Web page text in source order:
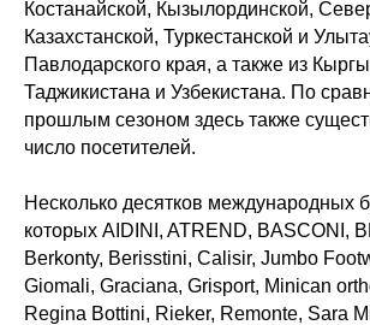
Костанайской, Кызылординской,
Казахстанской, Туркестанской и
Павлодарского края, а также из
Таджикистана и Узбекистана. По
прошлым сезоном здесь также
число посетителей.
Несколько десятков международных
которых AIDINI, ATREND, BASCONI,
Berkonty, Berisstini, Calisir, Jumbo
Giomali, Graciana, Grisport, Minican
Regina Bottini, Rieker, Remonte, Sara